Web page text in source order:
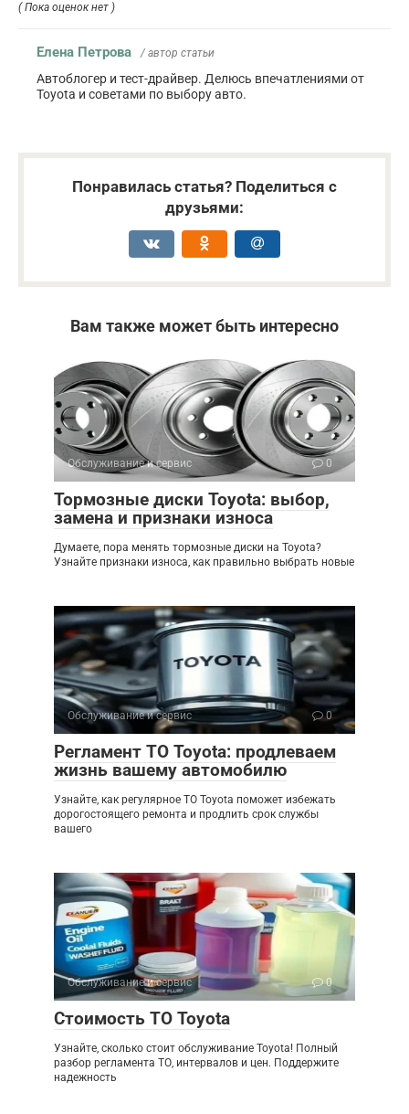
( Пока оценок нет )
Елена Петрова / автор статьи
Автоблогер и тест-драйвер. Делюсь впечатлениями от
Toyota и советами по выбору авто.
Понравилась статья? Поделиться с
друзьями:
Вам также может быть интересно
Обслуживание и сервис 0
Тормозные диски Toyota: выбор,
замена и признаки износа
Думаете, пора менять тормозные диски на Toyota?
Узнайте признаки износа, как правильно выбрать новые
Обслуживание и сервис 0
Регламент ТО Toyota: продлеваем
жизнь вашему автомобилю
Узнайте, как регулярное ТО Toyota поможет избежать
дорогостоящего ремонта и продлить срок службы
вашего
Обслуживание и сервис 0
Стоимость ТО Toyota
Узнайте, сколько стоит обслуживание Toyota! Полный
разбор регламента ТО, интервалов и цен. Поддержите
надежность